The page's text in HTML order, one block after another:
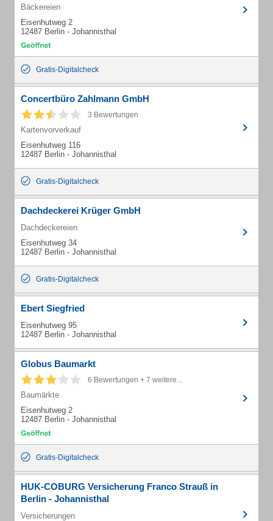
Bäckereien
Eisenhutweg 2
12487 Berlin - Johannisthal
Gratis-Digitalcheck
Concertbüro Zahlmann GmbH
3 Bewertungen
Kartenvorverkauf
Eisenhutweg 116
12487 Berlin - Johannisthal
Gratis-Digitalcheck
Dachdeckerei Krüger GmbH
Dachdeckereien
Eisenhutweg 34
12487 Berlin - Johannisthal
Gratis-Digitalcheck
Ebert Siegfried
Eisenhutweg 95
12487 Berlin - Johannisthal
Globus Baumarkt
6 Bewertungen + 7 weitere...
Baumärkte
Eisenhutweg 2
12487 Berlin - Johannisthal
Gratis-Digitalcheck
HUK-COBURG Versicherung Franco Strauß in
Berlin - Johannisthal
Versicherungen